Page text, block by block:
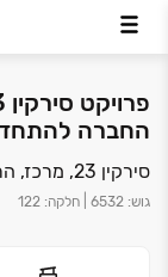
החברה
סירקין 23, מרכז, הרצליה
גוש:
6532 חלקה:
122